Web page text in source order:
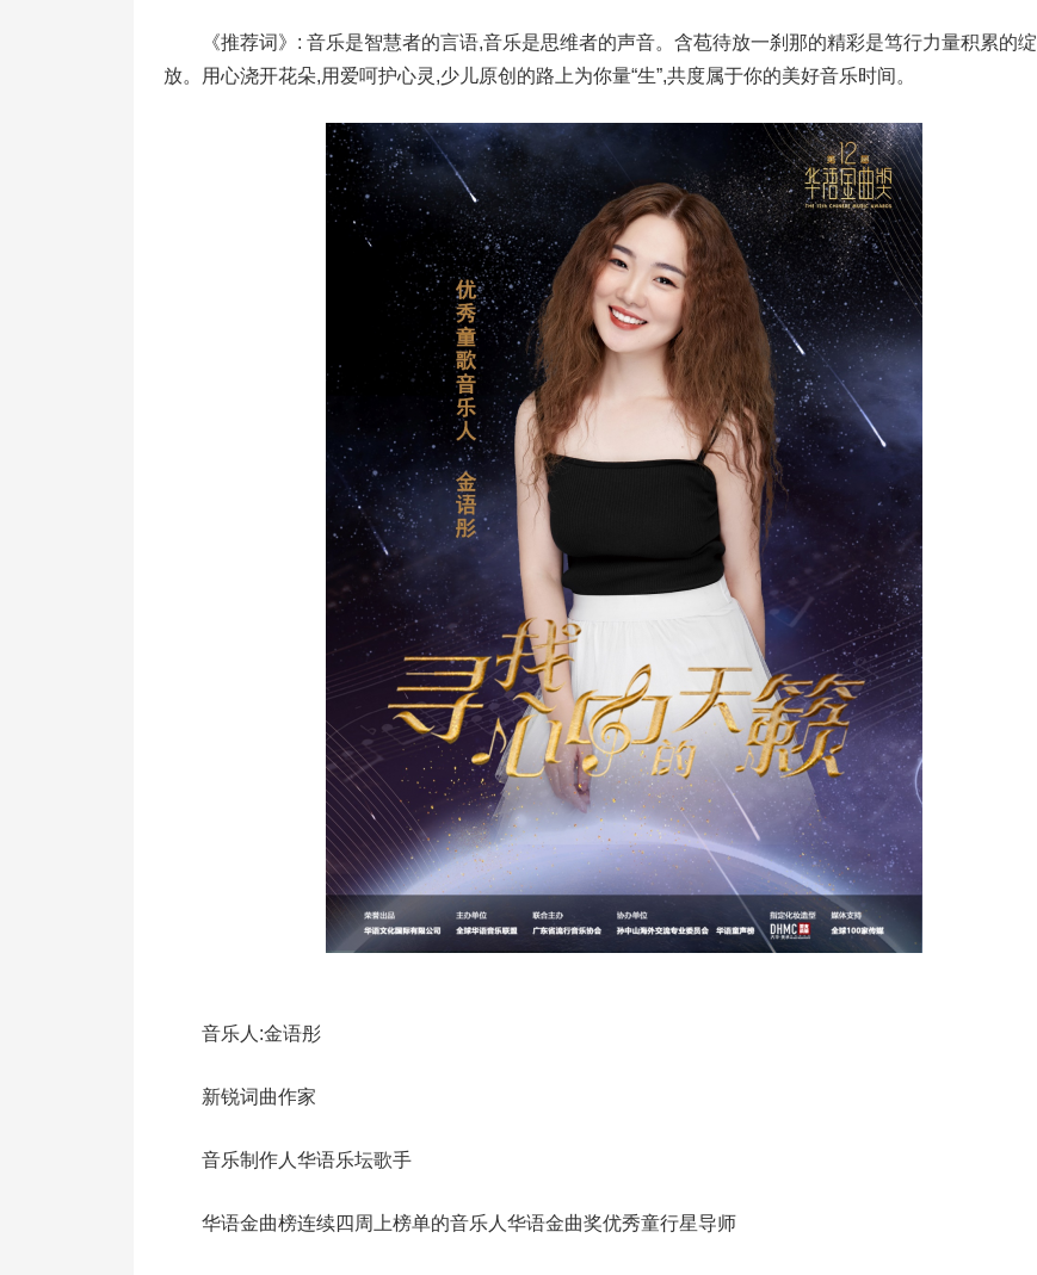
《推荐词》: 音乐是智慧者的言语,音乐是思维者的声音。含苞待放一刹那的精彩是笃行力量积累的绽
放。用心浇开花朵,用爱呵护心灵,少儿原创的路上为你量“生”,共度属于你的美好音乐时间。
音乐人:金语彤
新锐词曲作家
音乐制作人华语乐坛歌手
华语金曲榜连续四周上榜单的音乐人华语金曲奖优秀童行星导师